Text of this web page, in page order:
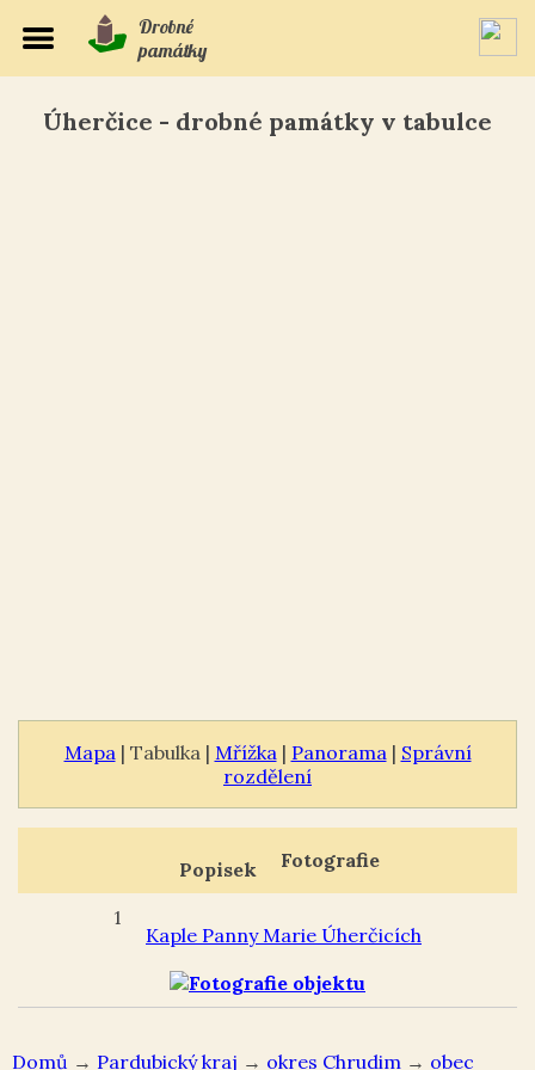
Drobné
památky
Úherčice - drobné památky v tabulce
Domů → Pardubický kraj → okres Chrudim →
Mapa | Tabulka | Mřížka | Panorama | Správní
rozdělení
Popisek Fotografie
1
Kaple Panny Marie Úherčicích